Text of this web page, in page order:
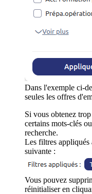
Dans l'exemple ci-
seules les offres
Si vous obtenez
certains mots-clés
recherche.
Les filtres appliqués
suivante :
Vous pouvez
réinitialiser en